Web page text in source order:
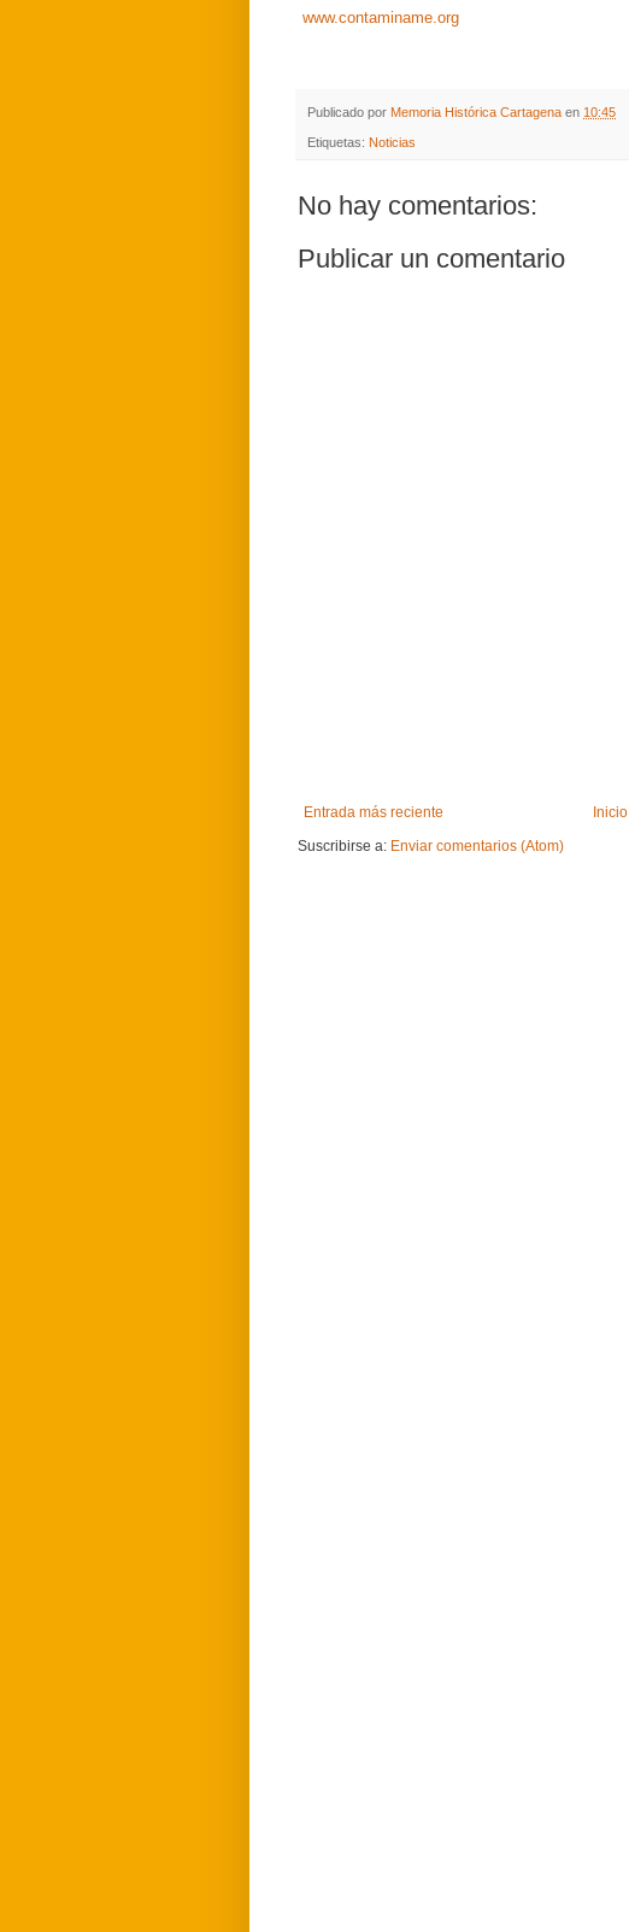
www.contaminame.org
Publicado por Memoria Histórica Cartagena en 10:45
Etiquetas: Noticias
No hay comentarios:
Publicar un comentario
Entrada más reciente
Inicio
Suscribirse a: Enviar comentarios (Atom)